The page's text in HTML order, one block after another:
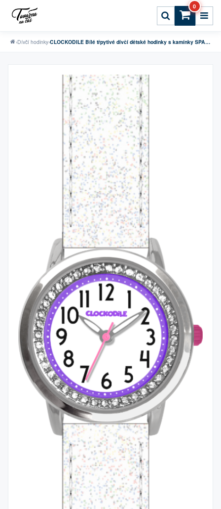
0
›Dívčí hodinky› CLOCKODILE Bílé třpytivé dívčí dětské hodinky s kamínky SPARKLE